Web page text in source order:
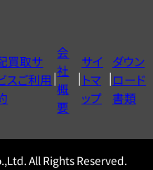
買取サ
スご利用
会
社
概
要
サイ
トマ
ップ
ダウン
ロード
書類
All Rights Reserved.